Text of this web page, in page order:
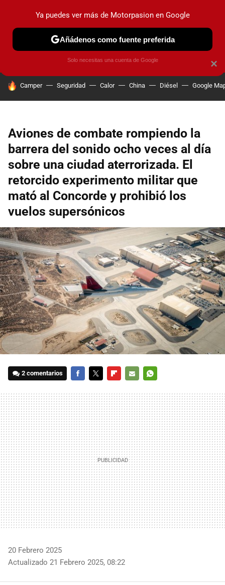
PRUEBAS COCHES ELÉCTRICOS OBSERVATORIO
HOY SE HABLA DE
Camper Seguridad Calor China Diésel Google
Aviones de combate rompiendo la
barrera del sonido ocho veces al día
sobre una ciudad aterrorizada. El
retorcido experimento militar que
mató al Concorde y prohibió los
vuelos supersónicos
2 comentarios
MAIL
20 Febrero 2025
Actualizado 21 Febrero 2025, 08:22
×
Ya puedes ver más de Motorpasion en Google
Añádenos como fuente preferida
Solo necesitas una cuenta de Google